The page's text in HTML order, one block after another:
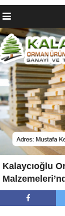
Kalaycıoğlu